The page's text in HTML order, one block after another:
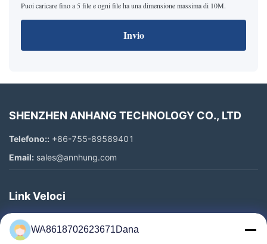
Puoi caricare fino a 5 file e ogni file ha una dimensione massima di 10M.
Invio
SHENZHEN ANHANG TECHNOLOGY CO., LTD
Telefono:: +86-755-89589401
Email: sales@annhung.com
Link Veloci
Casa.
Prodotti
WA8618702623671Dana